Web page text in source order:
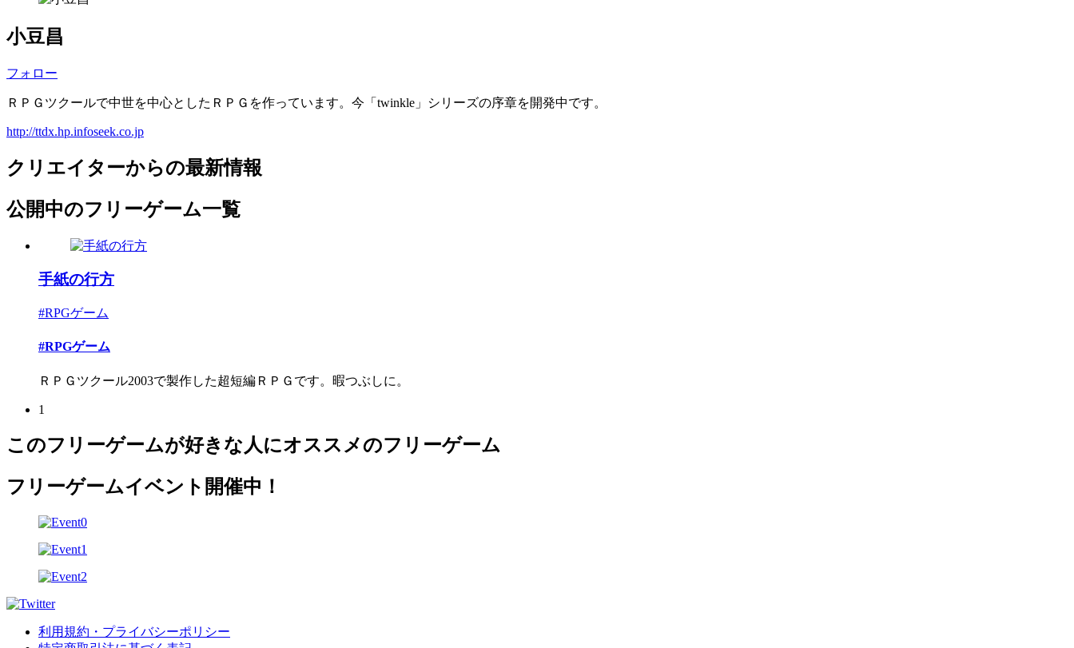
小豆昌
フォロー
ＲＰＧツクールで中世を中心としたＲＰＧを作っています。今「twinkle」シリーズの序章を開発中です。
http://ttdx.hp.infoseek.co.jp
クリエイターからの最新情報
公開中のフリーゲーム一覧
手紙の行方
#RPGゲーム
#RPGゲーム
ＲＰＧツクール2003で製作した超短編ＲＰＧです。暇つぶしに。
1
このフリーゲームが好きな人にオススメのフリーゲーム
フリーゲームイベント開催中！
利用規約・プライバシーポリシー